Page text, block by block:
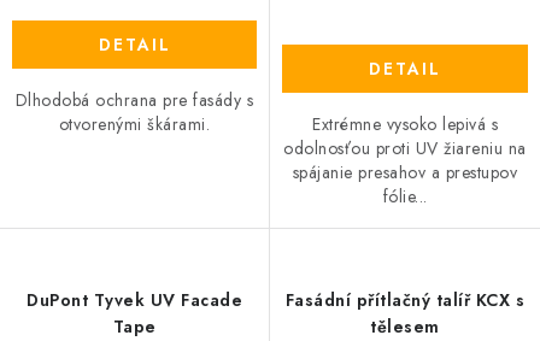
DETAIL
Dlhodobá ochrana pre fasády s
otvorenými škárami.
DETAIL
Extrémne vysoko lepivá s
odolnosťou proti UV žiareniu na
spájanie presahov a prestupov
fólie...
DuPont Tyvek UV Facade
Tape
Fasádní přítlačný talíř KCX s
tělesem